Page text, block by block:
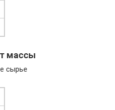
массы
сырье